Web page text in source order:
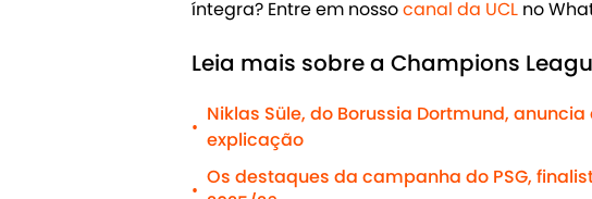
íntegra? Entre em nossocanal da UCL no
Leia mais sobre a Champions
•
Niklas Süle, do Borussia Dortmund,
explicação
•
Os destaques da campanha do PSG,